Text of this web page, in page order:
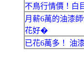
不鳥行情價！白
月薪6萬的油漆
花好�
已花6萬多！ 油